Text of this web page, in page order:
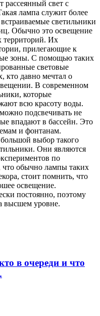
рассеянный свет с
лампа служит более
светильники
Обычно это освещение
территорий. Их
прилегающие к
зоны. С помощью таких
световые
кто давно мечтал о
В современном
которые
всю красоту воды.
подсвечивать не
впадают в бассейн. Это
и фонтанам.
выбор такого
Они являются
по
что обычно лампы таких
стоит помнить, что
освещение.
постоянно, поэтому
высшем уровне.
в очереди и что